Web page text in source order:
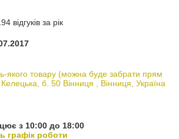
відгуків за рік
якого товару (можна буде забрати прям
Келецька, б. 50 Вінниця , Вінниця, Україна
з 10:00 до 18:00
графік роботи